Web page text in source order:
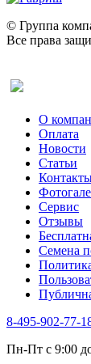
Рута
© Группа
Все права
О
Оплата
Новости
Статьи
Сервис
Отзывы
Семена
8-495-902-77-
Пн-Пт с 9:00